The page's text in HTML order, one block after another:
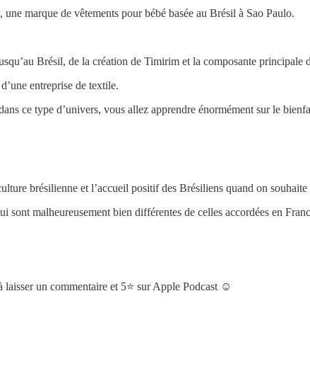
marque de vêtements pour bébé basée au Brésil à Sao Paulo.
Brésil, de la création de Timirim et la composante
entreprise de textile.
ce type d’univers, vous allez apprendre énormément sur le
brésilienne et l’accueil positif des Brésiliens quand on souhaite
malheureusement bien différentes de celles accordées en
un commentaire et 5⭐️ sur Apple Podcast ☺️